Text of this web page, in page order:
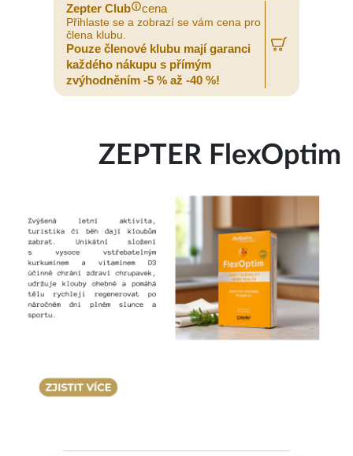
Zepter Club cena
Přihlaste se a zobrazí se vám cena pro
člena klubu.
Pouze členové klubu mají garanci
každého nákupu s přímým
zvýhodněním -5 % až -40 %!
ZEPTER FlexOptim